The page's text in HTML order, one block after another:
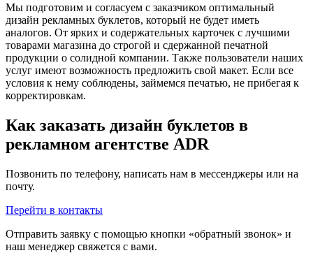
Мы подготовим и согласуем с заказчиком оптимальный
дизайн рекламных буклетов, который не будет иметь
аналогов. От ярких и содержательных карточек с лучшими
товарами магазина до строгой и сдержанной печатной
продукции о солидной компании. Также пользователи наших
услуг имеют возможность предложить свой макет. Если все
условия к нему соблюдены, займемся печатью, не прибегая к
корректировкам.
Как заказать дизайн буклетов в
рекламном агентстве ADR
Позвонить по телефону, написать нам в мессенджеры или на
почту.
Перейти в контакты
Отправить заявку с помощью кнопки «обратный звонок» и
наш менеджер свяжется с вами.